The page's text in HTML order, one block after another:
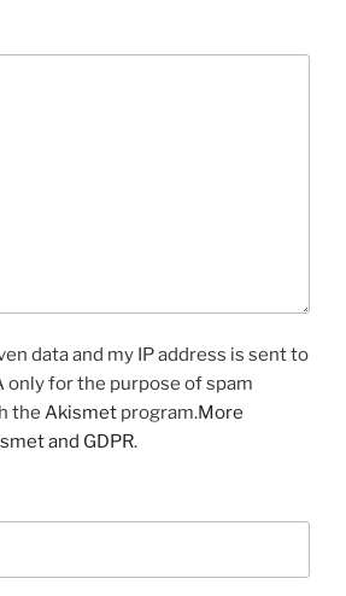
data and my IP address is sent to
only for the purpose of spam
the Akismet program.More
and GDPR.